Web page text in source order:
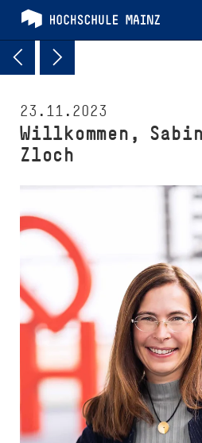
23.11.2023
Willkommen,
Zloch